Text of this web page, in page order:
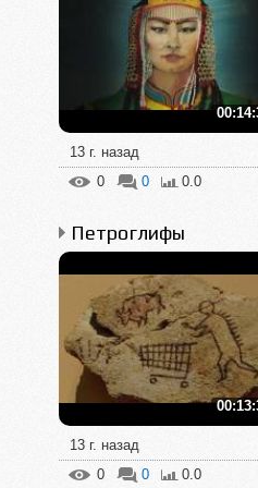
13 г. назад
0
0 0.0
Петроглифы
13 г. назад
0
0 0.0